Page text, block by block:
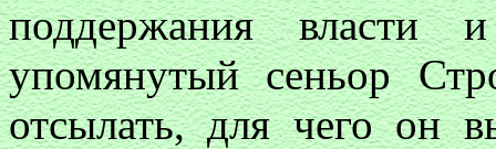
поддержания власти
упомянутый сеньор
отсылать, для чего он